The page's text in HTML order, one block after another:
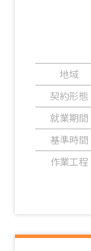
地域
契約形態
就業期間
基準時間
作業工程